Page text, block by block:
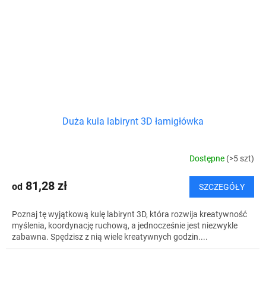
Duża kula labirynt 3D łamigłówka
Dostępne (>5 szt)
od 81,28 zł SZCZEGÓŁY
Poznaj tę wyjątkową kulę labirynt 3D, która rozwija kreatywność
myślenia, koordynację ruchową, a jednocześnie jest niezwykle
zabawna. Spędzisz z nią wiele kreatywnych godzin....